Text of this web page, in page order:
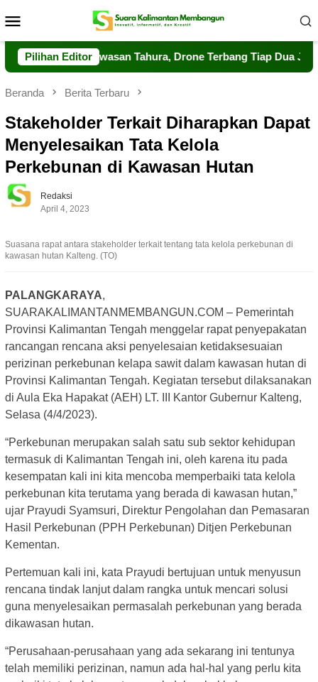
ke
Mobile
Pilihan Editor
Pengawasan Tahura, Drone Terbang Tiap Dua Jam
Beranda Berita Terbaru
Stakeholder Terkait Diharapkan Dapat
Menyelesaikan Tata Kelola
Perkebunan di Kawasan Hutan
Redaksi
April 4, 2023
Suasana rapat antara stakeholder terkait tentang tata kelola perkebunan di
kawasan hutan Kalteng. (TO)
PALANGKARAYA,
SUARAKALIMANTANMEMBANGUN.COM – Pemerintah
Provinsi Kalimantan Tengah menggelar rapat penyepakatan
rancangan rencana aksi penyelesaian ketidaksesuaian
perizinan perkebunan kelapa sawit dalam kawasan hutan di
Provinsi Kalimantan Tengah. Kegiatan tersebut dilaksanakan
di Aula Eka Hapakat (AEH) LT. III Kantor Gubernur Kalteng,
Selasa (4/4/2023).
“Perkebunan merupakan salah satu sub sektor kehidupan
termasuk di Kalimantan Tengah ini, oleh karena itu pada
kesempatan kali ini kita mencoba memperbaiki tata kelola
perkebunan kita terutama yang berada di kawasan hutan,”
ujar Prayudi Syamsuri, Direktur Pengolahan dan Pemasaran
Hasil Perkebunan (PPH Perkebunan) Ditjen Perkebunan
Kementan.
Pertemuan kali ini, kata Prayudi bertujuan untuk menyusun
rencana tindak lanjut dalam rangka untuk mencari solusi
guna menyelesaikan permasalah perkebunan yang berada
dikawasan hutan.
“Perusahaan-perusahaan yang ada sekarang ini tentunya
telah memiliki perizinan, namun ada hal-hal yang perlu kita